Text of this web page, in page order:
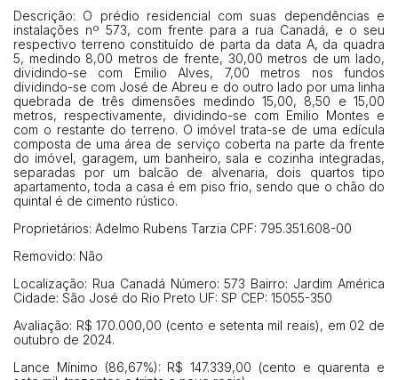
Descrição: O prédio residencial com suas dependências e
instalações nº 573, com frente para a rua Canadá, e o seu
respectivo terreno constituído de parta da data A, da quadra
5, medindo 8,00 metros de frente, 30,00 metros de um lado,
dividindo-se com Emilio Alves, 7,00 metros nos fundos
dividindo-se com José de Abreu e do outro lado por uma linha
quebrada de três dimensões medindo 15,00, 8,50 e 15,00
metros, respectivamente, dividindo-se com Emilio Montes e
com o restante do terreno. O imóvel trata-se de uma edícula
composta de uma área de serviço coberta na parte da frente
do imóvel, garagem, um banheiro, sala e cozinha integradas,
separadas por um balcão de alvenaria, dois quartos tipo
apartamento, toda a casa é em piso frio, sendo que o chão do
quintal é de cimento rústico.
Proprietários: Adelmo Rubens Tarzia CPF: 795.351.608-00
Removido: Não
Localização: Rua Canadá Número: 573 Bairro: Jardim América
Cidade: São José do Rio Preto UF: SP CEP: 15055-350
Avaliação: R$ 170.000,00 (cento e setenta mil reais), em 02 de
outubro de 2024.
Lance Mínimo (86,67%): R$ 147.339,00 (cento e quarenta e
14/04/2025 18:43:11 TIAGOFELIPE R$ 1,00
14/04/2025 18:43:11 TIAGOFELIPE R$ 1,00
14/04/2025 18:43:11 TIAGOFELIPE R$ 1,00
Clique aqui para fazer login